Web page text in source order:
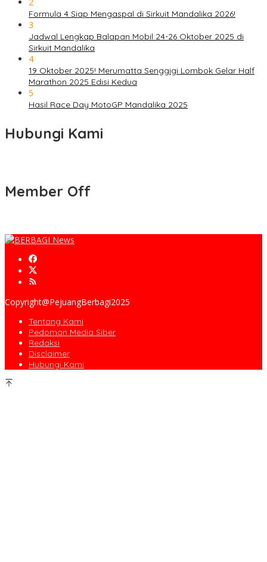
Formula 4 Siap Mengaspal di Sirkuit Mandalika 2026!
3
Jadwal Lengkap Balapan Mobil 24-26 Oktober 2025 di
Sirkuit Mandalika
4
19 Oktober 2025! Merumatta Senggigi Lombok Gelar Half
Marathon 2025 Edisi Kedua
5
Hasil Race Day MotoGP Mandalika 2025
Hubungi Kami
Member Off
Copyright@PejuangBerbagi2025
Tentang Kami
Pedoman Media Siber
Redaksi
Disclaimer
Hubungi Kami